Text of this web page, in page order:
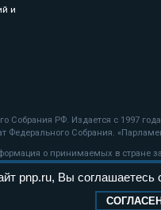
и
Собрания РФ. Издается с 1997
Собрания.
о принимаемых в стране
pnp.ru, Вы соглашаетесь
СОГЛАСЕН